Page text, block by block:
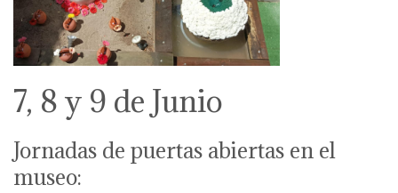
7, 8 y 9 de Junio
Jornadas de puertas abiertas en el
museo: